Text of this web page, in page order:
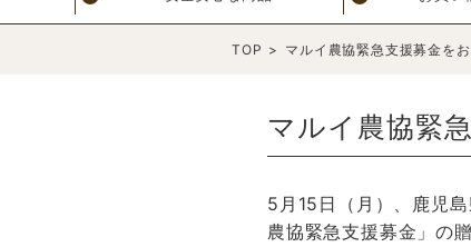
TOP > マルイ農協緊急支援募金をお
マルイ農協緊
5月15日（月）、鹿児
農協緊急支援募金」の